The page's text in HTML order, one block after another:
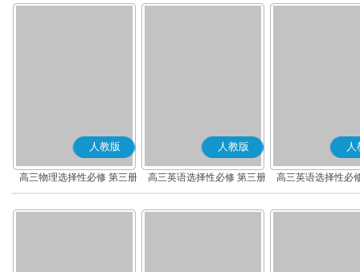
人教版
高三物理选择性必修 第三册
人教版
高三英语选择性必修 第三册
人
高三英语选择性必